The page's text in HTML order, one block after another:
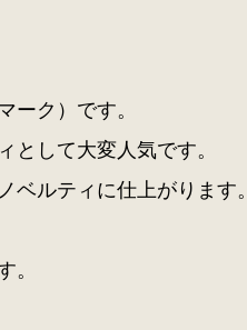
ーク）です。
として大変人気です。
ベルティに仕上がります。
。